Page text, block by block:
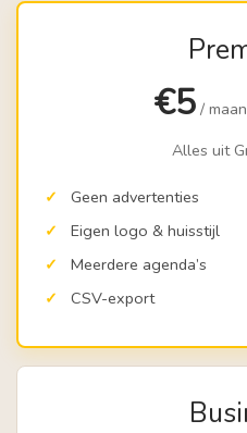
€5 /
Alles uit
Geen advertenties
Eigen logo & huisstijl
Meerdere agenda’s
CSV-export